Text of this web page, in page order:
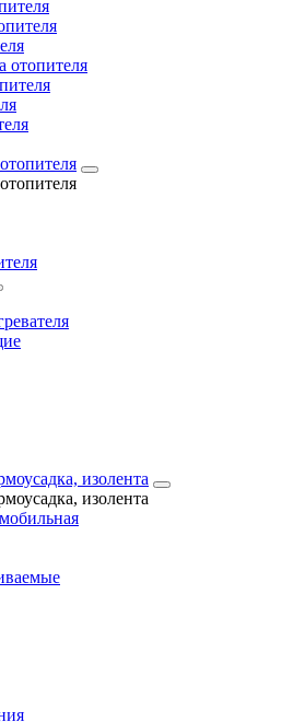
отопителя
изолента
изолента